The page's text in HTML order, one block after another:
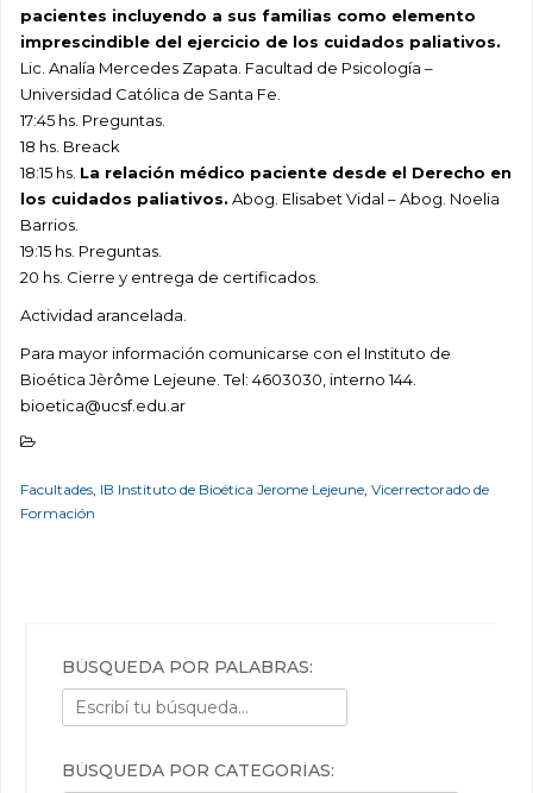
pacientes incluyendo a sus familias como elemento
imprescindible del ejercicio de los cuidados paliativos.
Lic. Analía Mercedes Zapata. Facultad de Psicología –
Universidad Católica de Santa Fe.
17:45 hs. Preguntas.
18 hs. Breack
18:15 hs. La relación médico paciente desde el Derecho en
los cuidados paliativos. Abog. Elisabet Vidal – Abog. Noelia
Barrios.
19:15 hs. Preguntas.
20 hs. Cierre y entrega de certificados.
Actividad arancelada.
Para mayor información comunicarse con el Instituto de
Bioética Jèrôme Lejeune. Tel: 4603030, interno 144.
bioetica@ucsf.edu.ar
Facultades, IB Instituto de Bioética Jerome Lejeune, Vicerrectorado de
Formación
BÚSQUEDA POR PALABRAS:
BÚSQUEDA POR CATEGORÍAS: